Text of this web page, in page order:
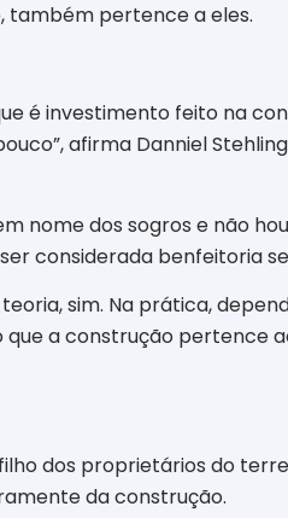
também pertence a eles.
é investimento feito na
afirma Danniel
nome dos sogros e não
considerada benfeitoria
sim. Na prática,
a construção pertence
dos proprietários do
da construção.